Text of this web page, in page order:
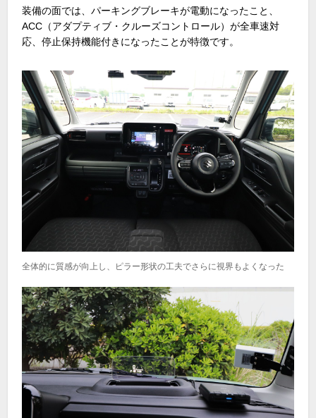
装備の面では、パーキングブレーキが電動になったこと、
ACC （アダプティブ・クルーズコントロール）が全車速対
応、停止保持機能付きになったことが特徴です。
全体的に質感が向上し、ピラー形状の工夫でさらに視界もよくなった